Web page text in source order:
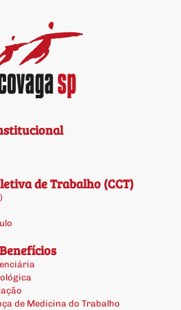
de Trabalho (CCT)
Benefícios
de Medicina do Trabalho